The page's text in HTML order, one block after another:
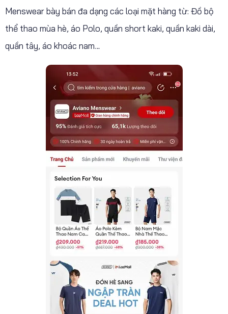
Menswear bày bán đa dạng các loại mặt hàng từ: Đồ bộ
thể thao mùa hè, áo Polo, quần short kaki, quần kaki dài,
quần tây, áo khoác nam…